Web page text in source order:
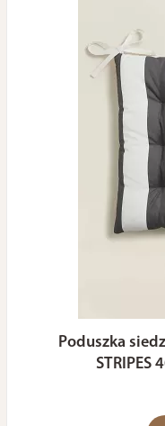
Poduszka
STRIPES